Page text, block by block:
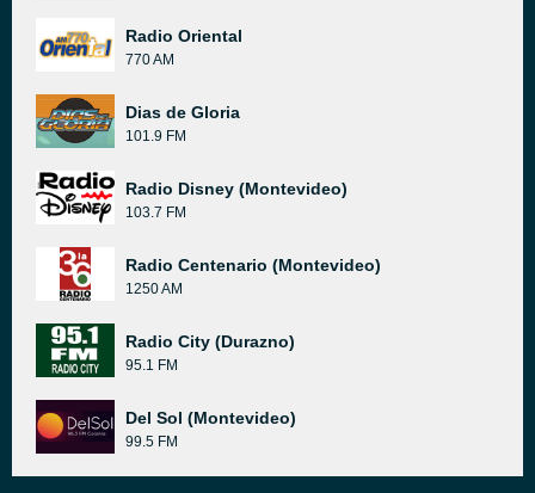
Radio Oriental
770 AM
Dias de Gloria
101.9 FM
Radio Disney (Montevideo)
103.7 FM
Radio Centenario (Montevideo)
1250 AM
Radio City (Durazno)
95.1 FM
Del Sol (Montevideo)
99.5 FM